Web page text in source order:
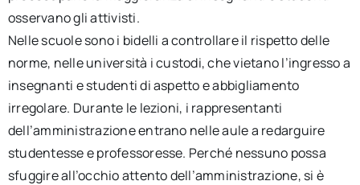
osservano gli attivisti.
Nelle scuole sono i bidelli a controllare il rispetto delle
norme, nelle università i custodi, che vietano l’ingresso a
insegnanti e studenti di aspetto e abbigliamento
irregolare. Durante le lezioni, i rappresentanti
dell’amministrazione entrano nelle aule a redarguire
studentesse e professoresse. Perché nessuno possa
sfuggire all’occhio attento dell’amministrazione, si è